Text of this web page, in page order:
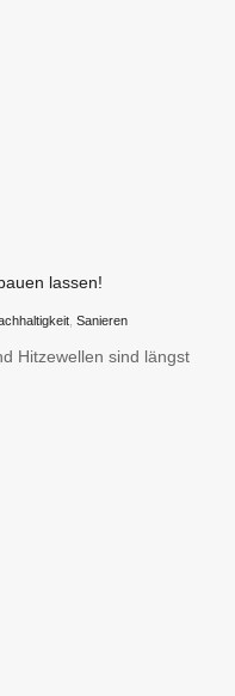
lassen!
Sanieren
Hitzewellen sind längst